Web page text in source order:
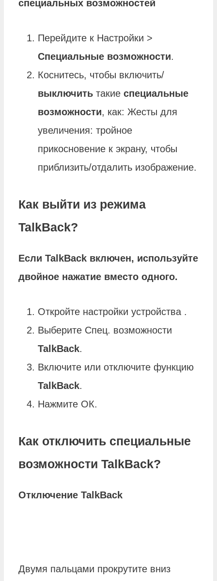
специальных возможностей
Перейдите к Настройки >
Специальные возможности.
Коснитесь, чтобы включить/
выключить такие специальные
возможности, как: Жесты для
увеличения: тройное
прикосновение к экрану, чтобы
приблизить/отдалить изображение.
Как выйти из режима
TalkBack?
Если TalkBack включен, используйте
двойное нажатие вместо одного.
Откройте настройки устройства .
Выберите Спец. возможности
TalkBack.
Включите или отключите функцию
TalkBack.
Нажмите ОК.
Как отключить специальные
возможности TalkBack?
Отключение TalkBack
Двумя пальцами прокрутите вниз